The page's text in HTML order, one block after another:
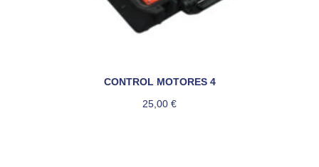
CONTROL MOTORES 4
25,00 €